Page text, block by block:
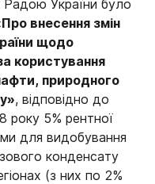
України було
внесення змін
щодо
користування
природного
, відповідно до
року 5% рентної
для видобування
конденсату
(з них по 2%